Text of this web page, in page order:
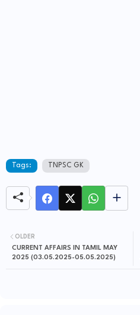
Tags: TNPSC GK
OLDER
CURRENT AFFAIRS IN TAMIL MAY
2025 (03.05.2025-05.05.2025)